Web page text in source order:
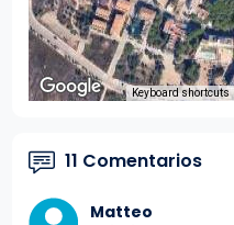
Keyboard shortcuts
11 Comentarios
Matteo